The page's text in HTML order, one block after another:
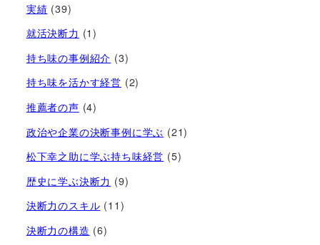
実績 (39)
就活決断力 (1)
持ち味の事例紹介 (3)
持ち味を活かす経営​ (2)
推薦者の声 (4)
政治や企業の決断事例に学ぶ (21)
松下幸之助に学ぶ持ち味経営 (5)
歴史に学ぶ決断力 (9)
決断力のスキル (11)
決断力の構造 (6)